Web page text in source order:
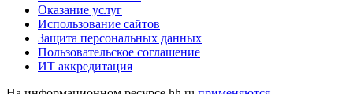
Оказание услуг
Использование сайтов
Защита персональных данных
Пользовательское соглашение
ИТ аккредитация